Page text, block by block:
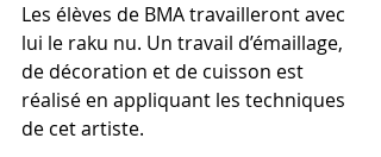
Les élèves de BMA travailleront avec
lui le raku nu. Un travail d’émaillage,
de décoration et de cuisson est
réalisé en appliquant les techniques
de cet artiste.